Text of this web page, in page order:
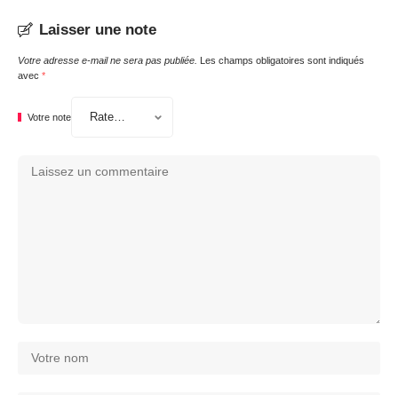
Laisser une note
Votre adresse e-mail ne sera pas publiée. Les champs obligatoires sont indiqués
avec *
Votre note